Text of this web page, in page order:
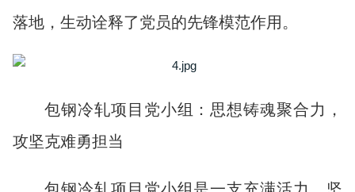
落地，生动诠释了党员的先锋模范作用。
包钢冷轧项目党小组：思想铸魂聚合力，
攻坚克难勇担当